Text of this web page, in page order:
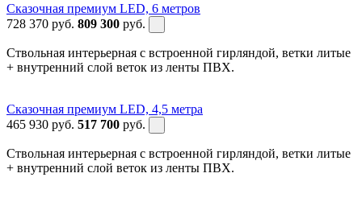
Сказочная премиум LED, 6 метров
728 370 руб. 809 300 руб.
Ствольная интерьерная с встроенной гирляндой, ветки литые
+ внутренний слой веток из ленты ПВХ.
Сказочная премиум LED, 4,5 метра
465 930 руб. 517 700 руб.
Ствольная интерьерная с встроенной гирляндой, ветки литые
+ внутренний слой веток из ленты ПВХ.